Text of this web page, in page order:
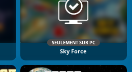
SEULEMENT SUR PC
Sky Force